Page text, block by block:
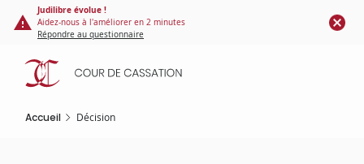
Panneau de gestion des cookies
contenu
principal
Judilibre évolue !
Aidez-nous à l'améliorer en 2 minutes
Répondre au questionnaire
Accueil Décision